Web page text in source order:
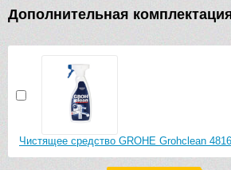
Дополнительная
Чистящее средство GROHE Grohclean